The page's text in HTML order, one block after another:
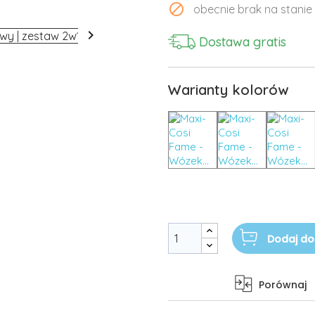

 obecnie brak na stanie
Dostawa gratis
Warianty kolorów
Dodaj
Porównaj